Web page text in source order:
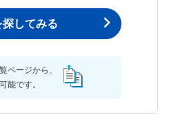
探してみる
ページから、
能です。